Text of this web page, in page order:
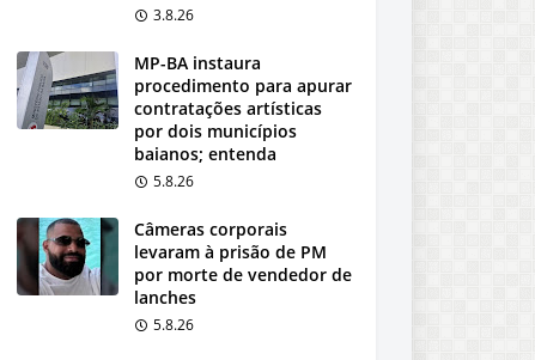
3.8.26
MP-BA instaura
procedimento para apurar
contratações artísticas
por dois municípios
baianos; entenda
5.8.26
Câmeras corporais
levaram à prisão de PM
por morte de vendedor de
lanches
5.8.26